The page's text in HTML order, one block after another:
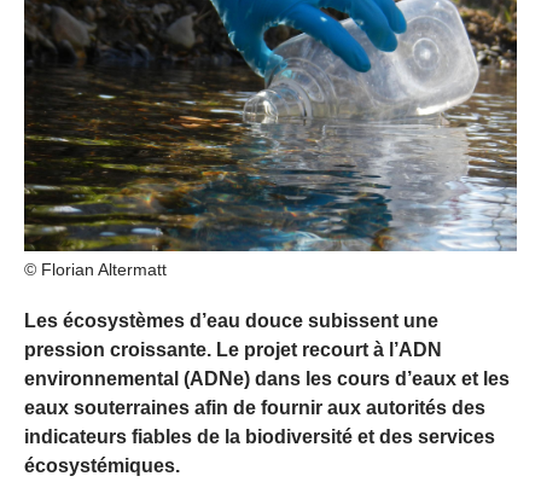
© Florian Altermatt
Les écosystèmes d’eau douce subissent une
pression croissante. Le projet recourt à l’ADN
environnemental (ADNe) dans les cours d’eaux et les
eaux souterraines afin de fournir aux autorités des
indicateurs fiables de la biodiversité et des services
écosystémiques.